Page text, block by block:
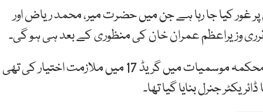
غور کیا جا رہا ہے جن میں حضرت میر، محمد ریاض اور
وزیراعظم عمران خان کی منظوری کے بعد ہی ہو گی۔
ڈاکٹر غلام رسول نے 31 سال قبل بحیثیت میٹرالوجسٹ محکمہ موسمیات میں گریڈ 17 میں ملازمت اختیار کی تھی